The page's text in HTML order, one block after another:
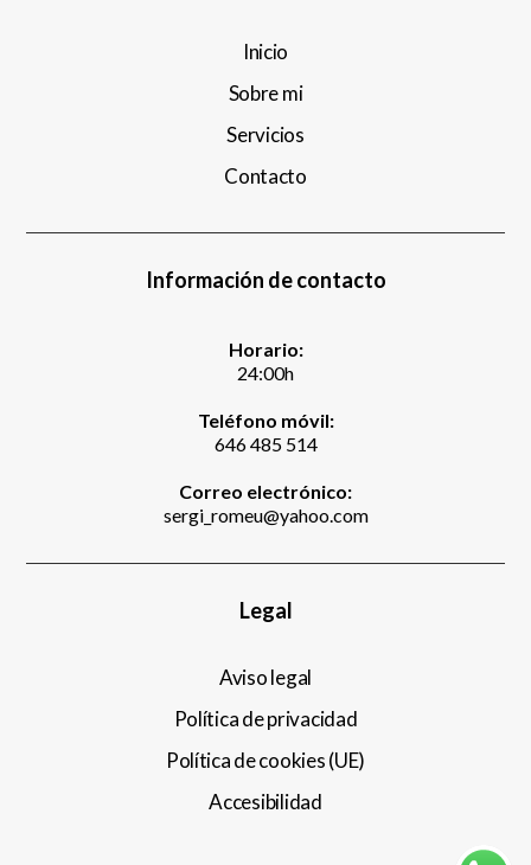
Inicio
Sobre mi
Servicios
Contacto
Información de contacto
Horario:
24:00h
Teléfono móvil:
646 485 514
Correo electrónico:
sergi_romeu@yahoo.com
Legal
Aviso legal
Política de privacidad
Política de cookies (UE)
Accesibilidad